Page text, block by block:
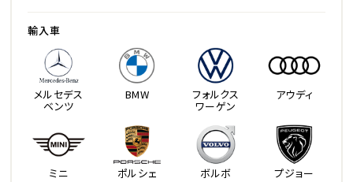
輸入車
メルセデス
ベンツ
BMW フォルクス
ワーゲン
アウディ
ミニ ポルシェ ボルボ プジョー